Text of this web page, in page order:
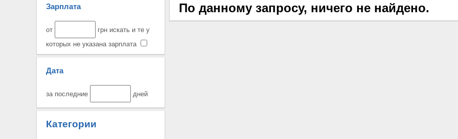
Зарплата
от
грн искать и те у
которых не указана зарплата
Дата
за последние дней
Категории
По данному запросу, ничего не найдено.